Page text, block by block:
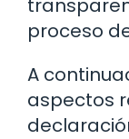
proceso
A
aspectos